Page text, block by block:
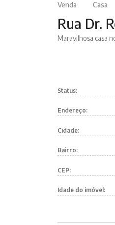
Venda Casa
Rua Dr.
Maravilhosa casa
Status:
Endereço:
Cidade:
Bairro:
CEP:
Idade do imóvel: